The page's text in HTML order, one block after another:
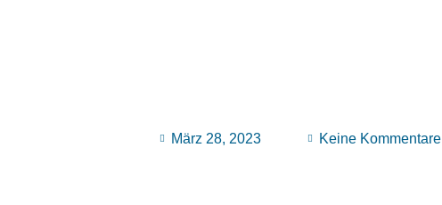
März 28, 2023 Keine Kommentare